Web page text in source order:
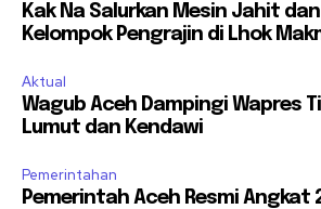
Kak Na Salurkan Mesin Jahit
Kelompok Pengrajin di Lhok
Aktual
Wagub Aceh Dampingi Wapres
Lumut dan Kendawi
Pemerintahan
Pemerintah Aceh Resmi Angkat